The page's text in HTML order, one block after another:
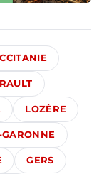
LOZÈRE
GERS